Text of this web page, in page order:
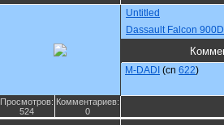
Untitled
Dassault Falcon
M-DADI (cn 622)
Просмотров:
524
Комментариев:
0